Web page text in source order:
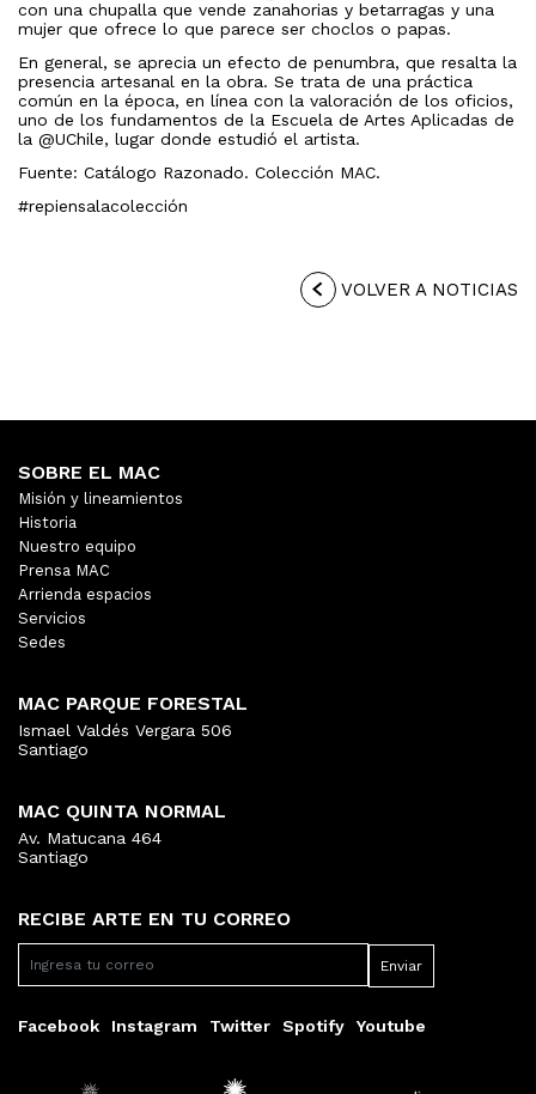
con una chupalla que vende zanahorias y betarragas y una
mujer que ofrece lo que parece ser choclos o papas.
En general, se aprecia un efecto de penumbra, que resalta la
presencia artesanal en la obra. Se trata de una práctica
común en la época, en línea con la valoración de los oficios,
uno de los fundamentos de la Escuela de Artes Aplicadas de
la @UChile, lugar donde estudió el artista.
Fuente: Catálogo Razonado. Colección MAC.
#repiensalacolección
VOLVER A NOTICIAS
RECIBE ARTE EN TU CORREO
Facebook Instagram Twitter Spotify Youtube
SOBRE EL MAC
Misión y lineamientos
Historia
Nuestro equipo
Prensa MAC
Arrienda espacios
Servicios
Sedes
MAC PARQUE FORESTAL
Ismael Valdés Vergara 506
Santiago
MAC QUINTA NORMAL
Av. Matucana 464
Santiago